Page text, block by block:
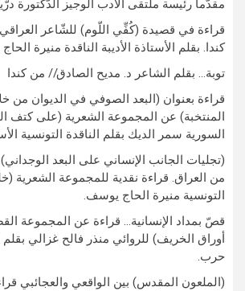
مقدّما رئيسة ملتقى الأدب الوجيز الدّكتورة
قراءة في قصيدة (كُفِّي اللّوم) للشّاعر
كندا. بقلم الأستاذة الأديبة الناقدة منيرة
توبة… بقلم الشاعر د. مديح الصادق// من كندا
قراءة بعنوان (البعد الصوفي في الديوان من
المنتخبة) عن المجموعة الشعرية (على كتف
السورية سمر الديك بقلم الناقدة التونسية
(تجليات الجانب الإنساني على البعد
من العراق. قراءة نقدية للمجموعة الشعرية
التونسية منيرة الحاج يوسف.
قصّ بمداد الإنسانية… قراءة عن المجموعة
أوراق الخريف) للروائي منذر فالح غزالي
حرب.
(الملعون المقدس) بين الواقعي والعجائبي